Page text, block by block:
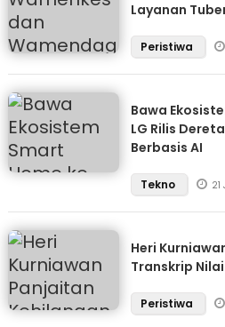
Layanan
Peristiwa
Bawa
LG Rilis
Berbasis AI
Tekno
Heri
Transkrip Nilai
Peristiwa